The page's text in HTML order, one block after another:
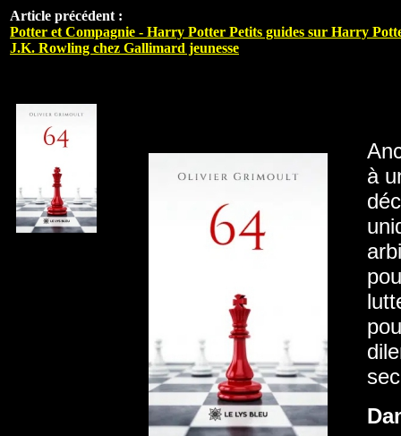
Article précédent :
Potter et Compagnie - Harry Potter Petits guides sur Harry
J.K. Rowling chez Gallimard jeunesse
à